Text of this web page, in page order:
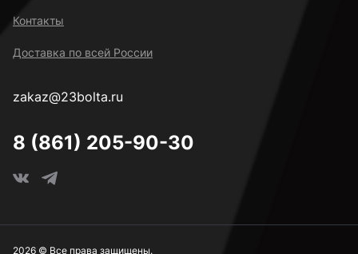
Контакты
Доставка по всей России
zakaz@23bolta.ru
8 (861) 205-90-30
2026 © Все права защищены.